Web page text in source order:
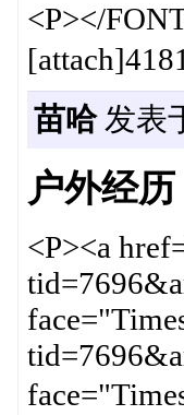
<P></
苗哈发表
户外经历
<P><a